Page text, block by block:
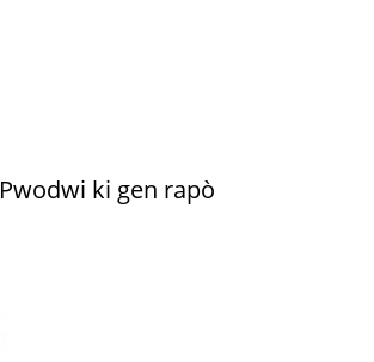
Pwodwi ki gen rapò